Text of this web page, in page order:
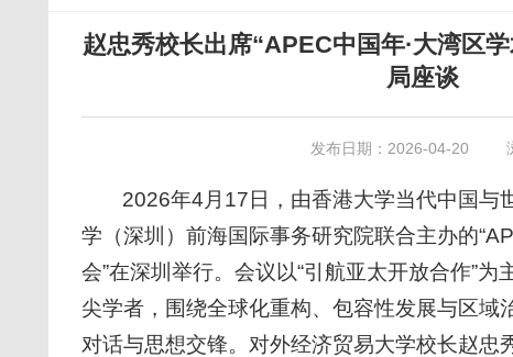
赵忠秀校长出席“APEC中国年·大湾区
局座谈
发布日期：2026-04-20
2026年4月17日，由香港大学当代中国与
学（深圳）前海国际事务研究院联合主办的
会”在深圳举行。会议以“引航亚太开放合作”
尖学者，围绕全球化重构、包容性发展与区域
对话与思想交锋。对外经济贸易大学校长赵忠